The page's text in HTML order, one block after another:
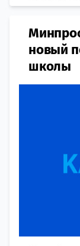
новый
школы